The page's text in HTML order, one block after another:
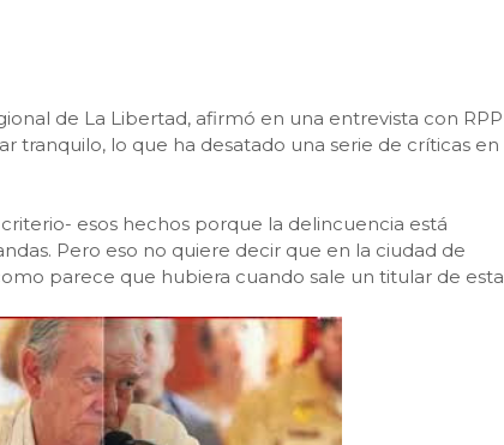
de La Libertad, afirmó en una entrevista con RPP
tranquilo, lo que ha desatado una serie de críticas en
esos hechos porque la delincuencia está
Pero eso no quiere decir que en la ciudad de
parece que hubiera cuando sale un titular de esta